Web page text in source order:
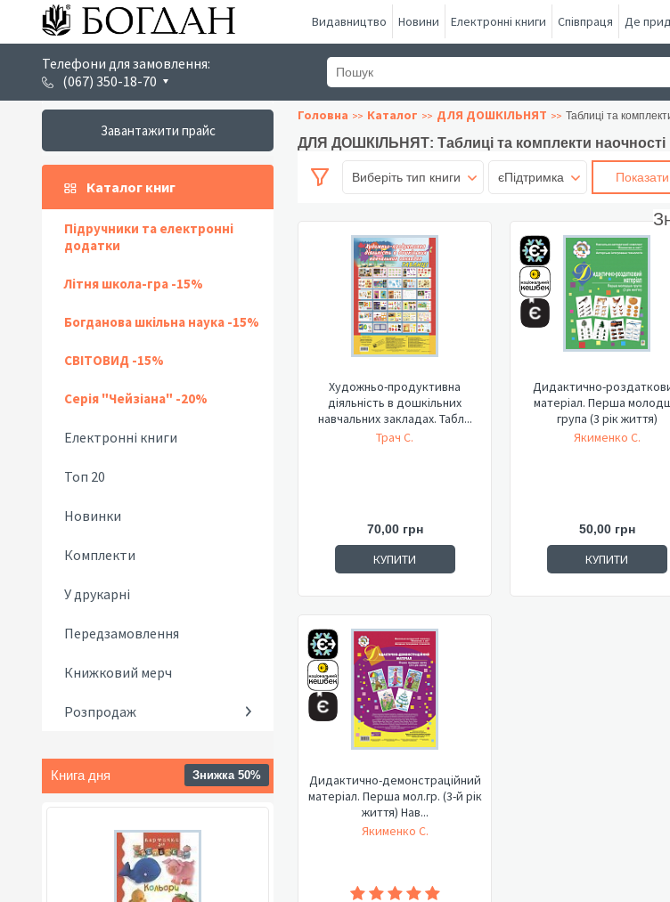
Видавництво Новини Електронні книги Співпраця Де
Телефони для замовлення:
(067) 350-18-70
Завантажити прайс
Каталог книг
Підручники та електронні
додатки
Літня школа-гра -15%
Богданова шкільна наука -15%
СВІТОВИД -15%
Серія "Чейзіана" -20%
Електронні книги
Топ 20
Новинки
Комплекти
У друкарні
Передзамовлення
Книжковий мерч
Розпродаж
Книга дня Знижка 50%
Головна Каталог ДЛЯ ДОШКІЛЬНЯТ Таблиці та
ДЛЯ ДОШКІЛЬНЯТ: Таблиці та комплекти наочності
Виберіть тип книги єПідтримка Показати
Художньо-продуктивна
діяльність в дошкільних
навчальних закладах. Табл...
Трач С.
70,00 грн
КУПИТИ
Дидактично-
матеріал. Перша
група (3 рік життя)
Якименко С.
50,00 грн
КУПИТИ
Дидактично-демонстраційний
матеріал. Перша мол.гр. (3-й рік
життя) Нав...
Якименко С.